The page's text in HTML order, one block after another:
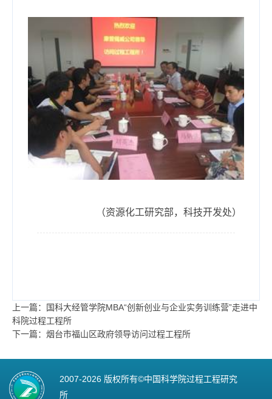
（资源化工研究部，科技开发处）
上一篇：国科大经管学院MBA“创新创业与企业实务训练营”走进中
科院过程工程所
下一篇：烟台市福山区政府领导访问过程工程所
2007-2026 版权所有©中国科学院过程工程研究
所